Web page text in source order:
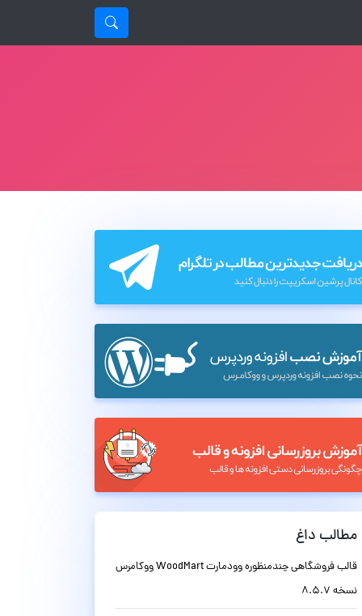
مطالب داغ
قالب فروشگاهی چندمنظوره وودمارت WoodMart ووکامرس
نسخه 8.5.7